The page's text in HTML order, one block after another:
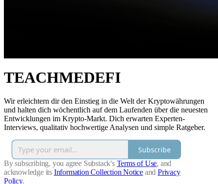
TEACHMEDEFI
Wir erleichtern dir den Einstieg in die Welt der Kryptowährungen
und halten dich wöchentlich auf dem Laufenden über die neuesten
Entwicklungen im Krypto-Markt. Dich erwarten Experten-
Interviews, qualitativ hochwertige Analysen und simple Ratgeber.
Subscribe
By subscribing, you agree Substack's Terms of Use, and
acknowledge its Information Collection Notice and Privacy
Policy.